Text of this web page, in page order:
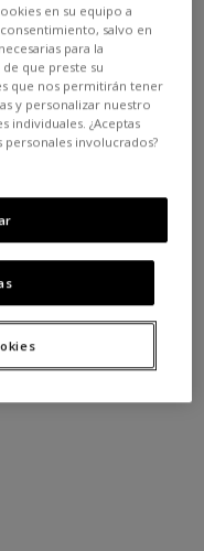
crude e
en su equipo a
salvo en
para la
que preste su
que nos permitirán tener
y personalizar nuestro
individuales. ¿Aceptas
involucrados?